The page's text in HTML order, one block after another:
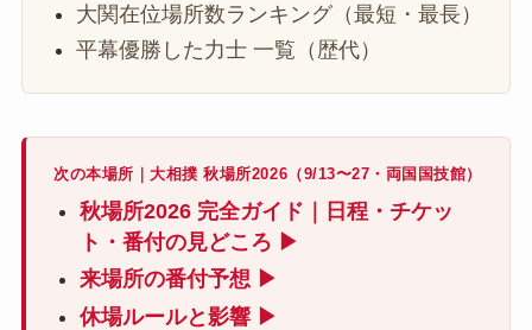
大関在位場所数ランキング（最短・最長）
平幕優勝した力士 一覧（歴代）
次の本場所｜大相撲 秋場所2026（9/13〜27・両国国技館）
秋場所2026 完全ガイド｜日程・チケッ
ト・番付の見どころ ▶
来場所の番付予想 ▶
休場ルールと影響 ▶